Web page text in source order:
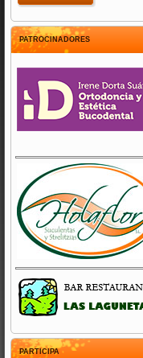
PATROCINADORES
PARTICIPA